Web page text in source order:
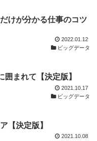
けが分かる仕事のコツ
2022.01.12
ビッグデータ
まれて【決定版】
2021.10.17
ビッグデータ
【決定版】
2021.10.08